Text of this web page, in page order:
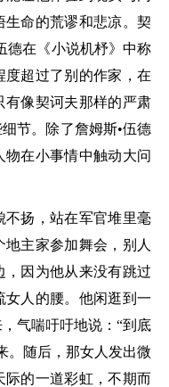
命的荒谬和悲凉。契
德在《小说机杼》中称
超过了别的作家，在
有像契诃夫那样的严肃
节。除了詹姆斯•伍德
在小事情中触动大问
扬，站在军官堆里毫
主家参加舞会，别人
因为他从来没有跳过
人的腰。他闲逛到一
气喘吁吁地说：“到底
。随后，那女人发出微
际的一道彩虹，不期而